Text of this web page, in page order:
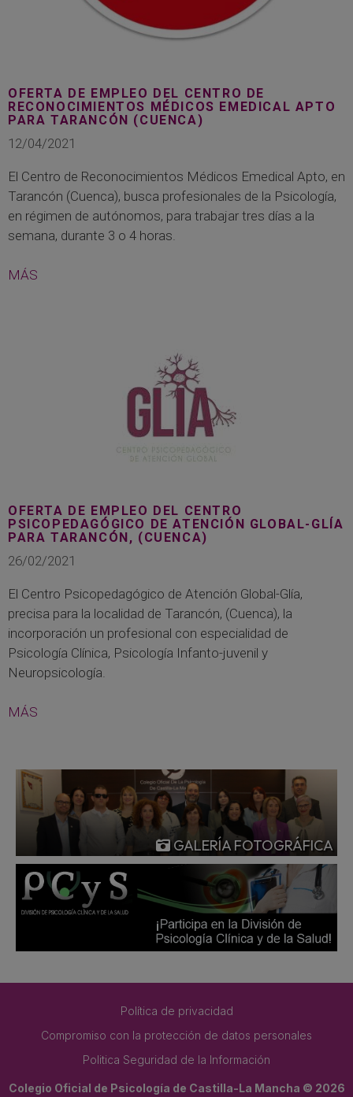
OFERTA DE EMPLEO DEL CENTRO DE
RECONOCIMIENTOS MÉDICOS EMEDICAL APTO
PARA TARANCÓN (CUENCA)
12/04/2021
El Centro de Reconocimientos Médicos Emedical Apto, en
Tarancón (Cuenca), busca profesionales de la Psicología,
en régimen de autónomos, para trabajar tres días a la
semana, durante 3 o 4 horas.
MÁS
OFERTA DE EMPLEO DEL CENTRO
PSICOPEDAGÓGICO DE ATENCIÓN GLOBAL-GLÍA
PARA TARANCÓN, (CUENCA)
26/02/2021
El Centro Psicopedagógico de Atención Global-Glía,
precisa para la localidad de Tarancón, (Cuenca), la
incorporación un profesional con especialidad de
Psicología Clínica, Psicología Infanto-juvenil y
Neuropsicología.
MÁS
GALERÍA FOTOGRÁFICA
Política de privacidad
Compromiso con la protección de datos personales
Politica Seguridad de la Información
Colegio Oficial de Psicología de Castilla-La Mancha © 2026